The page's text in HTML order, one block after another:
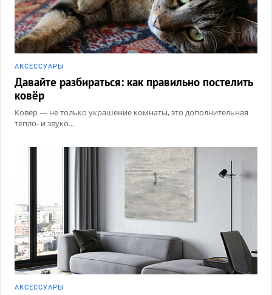
АКCЕССУАРЫ
Давайте разбираться: как правильно постелить
ковёр
Ковёр — не только украшение комнаты, это дополнительная
тепло- и звуко...
АКCЕССУАРЫ